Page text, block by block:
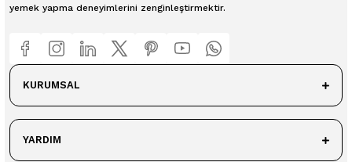
yemek yapma deneyimlerini zenginleştirmektir.
KURUMSAL
YARDIM